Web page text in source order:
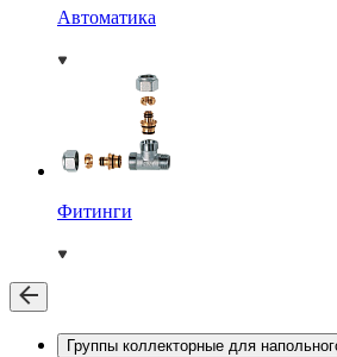
Автоматика
Фитинги
Группы коллекторные для